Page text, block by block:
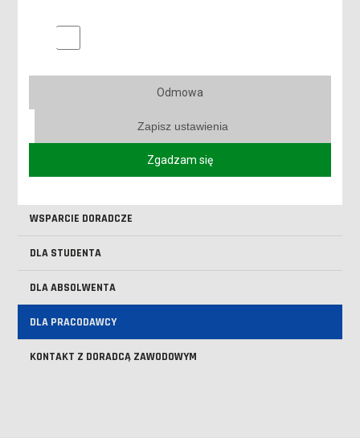
WSPARCIE DORADCZE
DLA STUDENTA
DLA ABSOLWENTA
DLA PRACODAWCY
KONTAKT Z DORADCĄ ZAWODOWYM
Marketingowe pliki cookies
Odmowa
Zapisz ustawienia
Zgadzam się